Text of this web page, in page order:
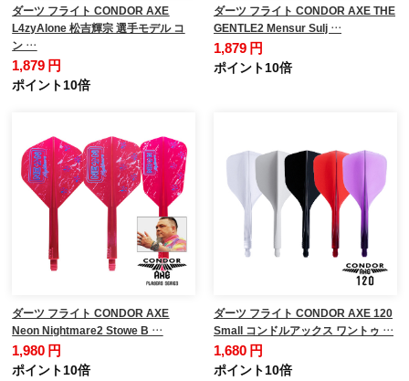
ダーツ フライト CONDOR AXE
L4zyAlone 松吉輝宗 選手モデル コ
ン …
1,879 円
ポイント10倍
ダーツ フライト CONDOR AXE THE
GENTLE2 Mensur Sulj …
1,879 円
ポイント10倍
ダーツ フライト CONDOR AXE
Neon Nightmare2 Stowe B …
1,980 円
ポイント10倍
ダーツ フライト CONDOR AXE 120
Small コンドルアックス ワントゥ …
1,680 円
ポイント10倍